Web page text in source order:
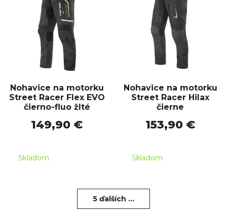
Nohavice na motorku
Street Racer Flex EVO
čierno-fluo žlté
149,90 €
Skladom
Nohavice na motorku
Street Racer Hilax
čierne
153,90 €
Skladom
5 ďalších ...